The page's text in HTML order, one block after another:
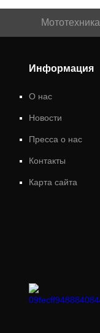
Мототехника
Информация
О нас
Новости
Пресса о нас
Контакты
Карта сайта